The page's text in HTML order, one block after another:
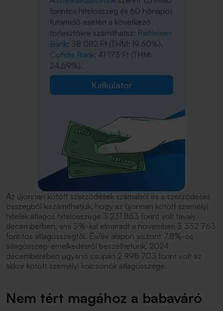
forintos hitelösszeg és 60 hónapos
futamidő esetén a következő
törlesztőkre számíthatsz: Raiffeisen
Bank: 38 082 Ft (THM: 19,60%),
Cofidis Bank: 41 173 Ft (THM:
24,59%).
Kalkulátor
Az újonnan kötött szerződések számából és a szerződéses
összegből kiszámíthatjuk, hogy az újonnan kötött személyi
hitelek átlagos hitelösszege 3 231 863 forint volt tavaly
decemberben, ami 3%-kal elmaradt a novemberi 3 332 763
forintos átlagösszegtől. Év/év alapon viszont 7,8%-os
átlagösszeg-emelkedésről beszélhetünk, 2024
decemberében ugyanis csupán 2 998 703 forint volt az
akkor kötött személyi kölcsönök átlagösszege.
Nem tért magához a babaváró